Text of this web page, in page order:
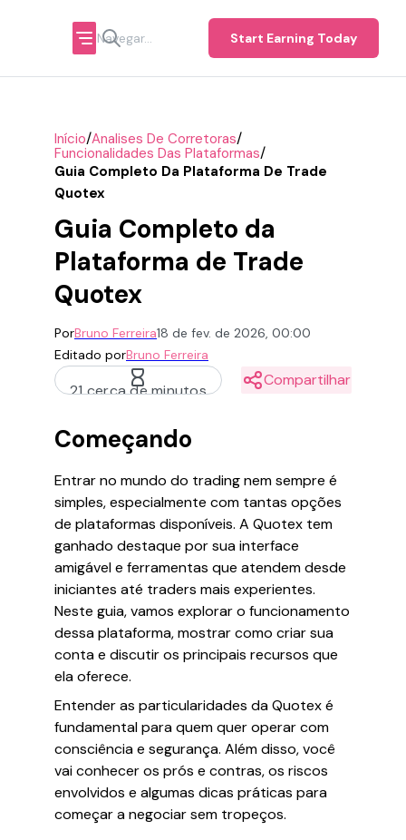
Start Earning Today
Início/Analises De Corretoras/
Funcionalidades Das Plataformas/
Guia Completo Da Plataforma De Trade
Quotex
Guia Completo da
Plataforma de Trade
Quotex
PorBruno Ferreira18 de fev. de 2026, 00:00
Editado porBruno Ferreira
21 cerca de minutos
Compartilhar
Começando
Entrar no mundo do trading nem sempre é
simples, especialmente com tantas opções
de plataformas disponíveis. A Quotex tem
ganhado destaque por sua interface
amigável e ferramentas que atendem desde
iniciantes até traders mais experientes.
Neste guia, vamos explorar o funcionamento
dessa plataforma, mostrar como criar sua
conta e discutir os principais recursos que
ela oferece.
Entender as particularidades da Quotex é
fundamental para quem quer operar com
consciência e segurança. Além disso, você
vai conhecer os prós e contras, os riscos
envolvidos e algumas dicas práticas para
começar a negociar sem tropeços.